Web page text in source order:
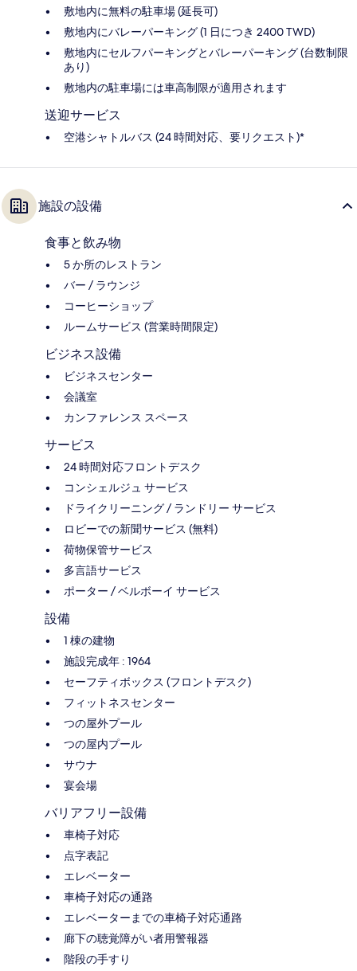
敷地内に無料の駐車場 (延長可)
敷地内にバレーパーキング (1 日につき 2400 TWD)
敷地内にセルフパーキングとバレーパーキング (台数制限
あり)
敷地内の駐車場には車高制限が適用されます
送迎サービス
空港シャトルバス (24 時間対応、要リクエスト)*
施設の設備
食事と飲み物
5 か所のレストラン
バー / ラウンジ
コーヒーショップ
ルームサービス (営業時間限定)
ビジネス設備
ビジネスセンター
会議室
カンファレンス スペース
サービス
24 時間対応フロントデスク
コンシェルジュ サービス
ドライクリーニング / ランドリー サービス
ロビーでの新聞サービス (無料)
荷物保管サービス
多言語サービス
ポーター / ベルボーイ サービス
設備
1 棟の建物
施設完成年 : 1964
セーフティボックス (フロントデスク)
フィットネスセンター
つの屋外プール
つの屋内プール
サウナ
宴会場
バリアフリー設備
車椅子対応
点字表記
エレベーター
車椅子対応の通路
エレベーターまでの車椅子対応通路
廊下の聴覚障がい者用警報器
階段の手すり